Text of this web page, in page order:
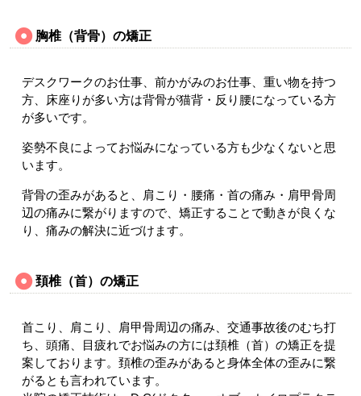
胸椎（背骨）の矯正
デスクワークのお仕事、前かがみのお仕事、重い物を持つ
方、床座りが多い方は背骨が猫背・反り腰になっている方
が多いです。
姿勢不良によってお悩みになっている方も少なくないと思
います。
背骨の歪みがあると、肩こり・腰痛・首の痛み・肩甲骨周
辺の痛みに繋がりますので、矯正することで動きが良くな
り、痛みの解決に近づけます。
頚椎（首）の矯正
首こり、肩こり、肩甲骨周辺の痛み、交通事故後のむち打
ち、頭痛、目疲れでお悩みの方には頚椎（首）の矯正を提
案しております。頚椎の歪みがあると身体全体の歪みに繋
がるとも言われています。